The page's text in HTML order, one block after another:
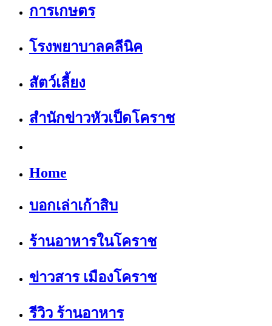
การเกษตร
โรงพยาบาลคลีนิค
สัตว์เลี้ยง
สำนักข่าวหัวเป็ดโคราช
Home
บอกเล่าเก้าสิบ
ร้านอาหารในโคราช
ข่าวสาร เมืองโคราช
รีวิว ร้านอาหาร